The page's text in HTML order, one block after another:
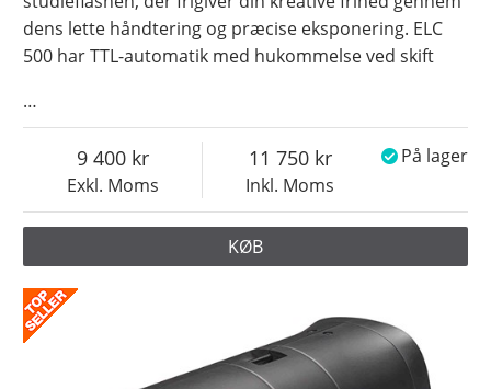
dens lette håndtering og præcise eksponering. ELC
500 har TTL-automatik med hukommelse ved skift
…
Exkl. Moms
9 400
Inkl. Moms
11 750 På lager
KØB